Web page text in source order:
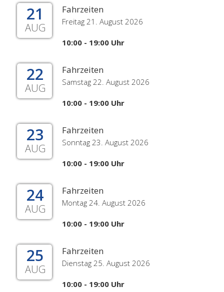
21
AUG
Fahrzeiten
Freitag 21. August 2026
10:00 - 19:00 Uhr
22
AUG
Fahrzeiten
Samstag 22. August 2026
10:00 - 19:00 Uhr
23
AUG
Fahrzeiten
Sonntag 23. August 2026
10:00 - 19:00 Uhr
24
AUG
Fahrzeiten
Montag 24. August 2026
10:00 - 19:00 Uhr
25
AUG
Fahrzeiten
Dienstag 25. August 2026
10:00 - 19:00 Uhr